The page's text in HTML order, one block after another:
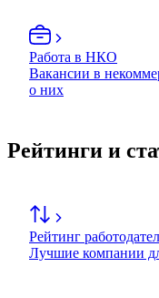
Работа в НКО
Вакансии в
о них
Рейтинги и
Рейтинг
Лучшие компании